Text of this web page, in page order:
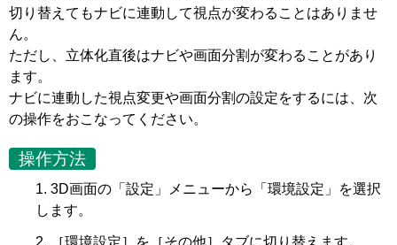
切り替えてもナビに連動して視点が変わることはありませ
ん。
ただし、立体化直後はナビや画面分割が変わることがあり
ます。
ナビに連動した視点変更や画面分割の設定をするには、次
の操作をおこなってください。
操作方法
3D画面の「設定」メニューから「環境設定」を選択
します。
［環境設定］を［その他］タブに切り替えます。